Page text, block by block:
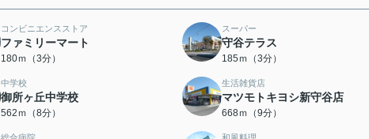
コンビニエンスストア
ファミリーマート
180ｍ（3分）
スーパー
守谷テラス
185ｍ（3分）
中学校
御所ヶ丘中学校
562ｍ（8分）
生活雑貨店
マツモトキヨシ新守谷店
668ｍ（9分）